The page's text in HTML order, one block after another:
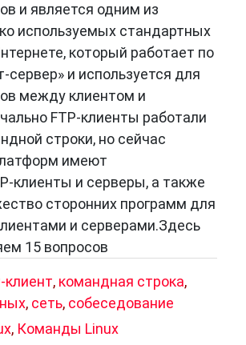
размещения сайта) или
с сервера (например,
С помощью FTP-
создавать, удалять,
и перемещать файлы на
Это удобно, когда вам
файлы на сервере или
сайта.
файлам: FTP-клиенты
доступ к файлам,
на удаленном сервере.
совместно с другими людьми
получить доступ к
устройства,
и является одним из
используемых стандартных
который работает по
сервер» и используется для
между клиентом и
FTP-клиенты работали
строки, но сейчас
имеют
клиенты и серверы, а также
сторонних программ для
и серверами.Здесь
15 вопросов
клиент, командная строка,
, сеть, собеседование
, Команды Linux